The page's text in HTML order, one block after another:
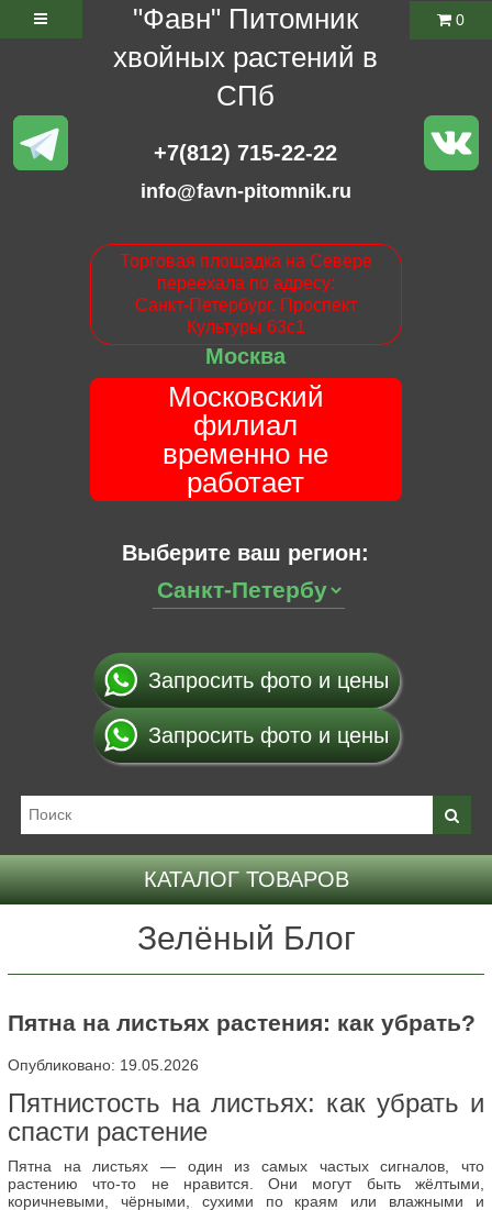
"Фавн" Питомник
хвойных растений в
СПб
+7(812) 715-22-22
info@favn-pitomnik.ru
Торговая площадка на Севере
переехала по адресу:
Санкт-Петербург. Проспект
Культуры 63с1
Москва
Московский
филиал
временно не
работает
Выберите ваш регион:
0
Запросить фото и цены
Запросить фото и цены
КАТАЛОГ ТОВАРОВ
Зелёный Блог
Пятна на листьях растения: как убрать?
Опубликовано: 19.05.2026
Пятнистость на листьях: как убрать и
спасти растение
Пятна на листьях — один из самых частых сигналов, что
растению что-то не нравится. Они могут быть жёлтыми,
коричневыми, чёрными, сухими по краям или влажными и